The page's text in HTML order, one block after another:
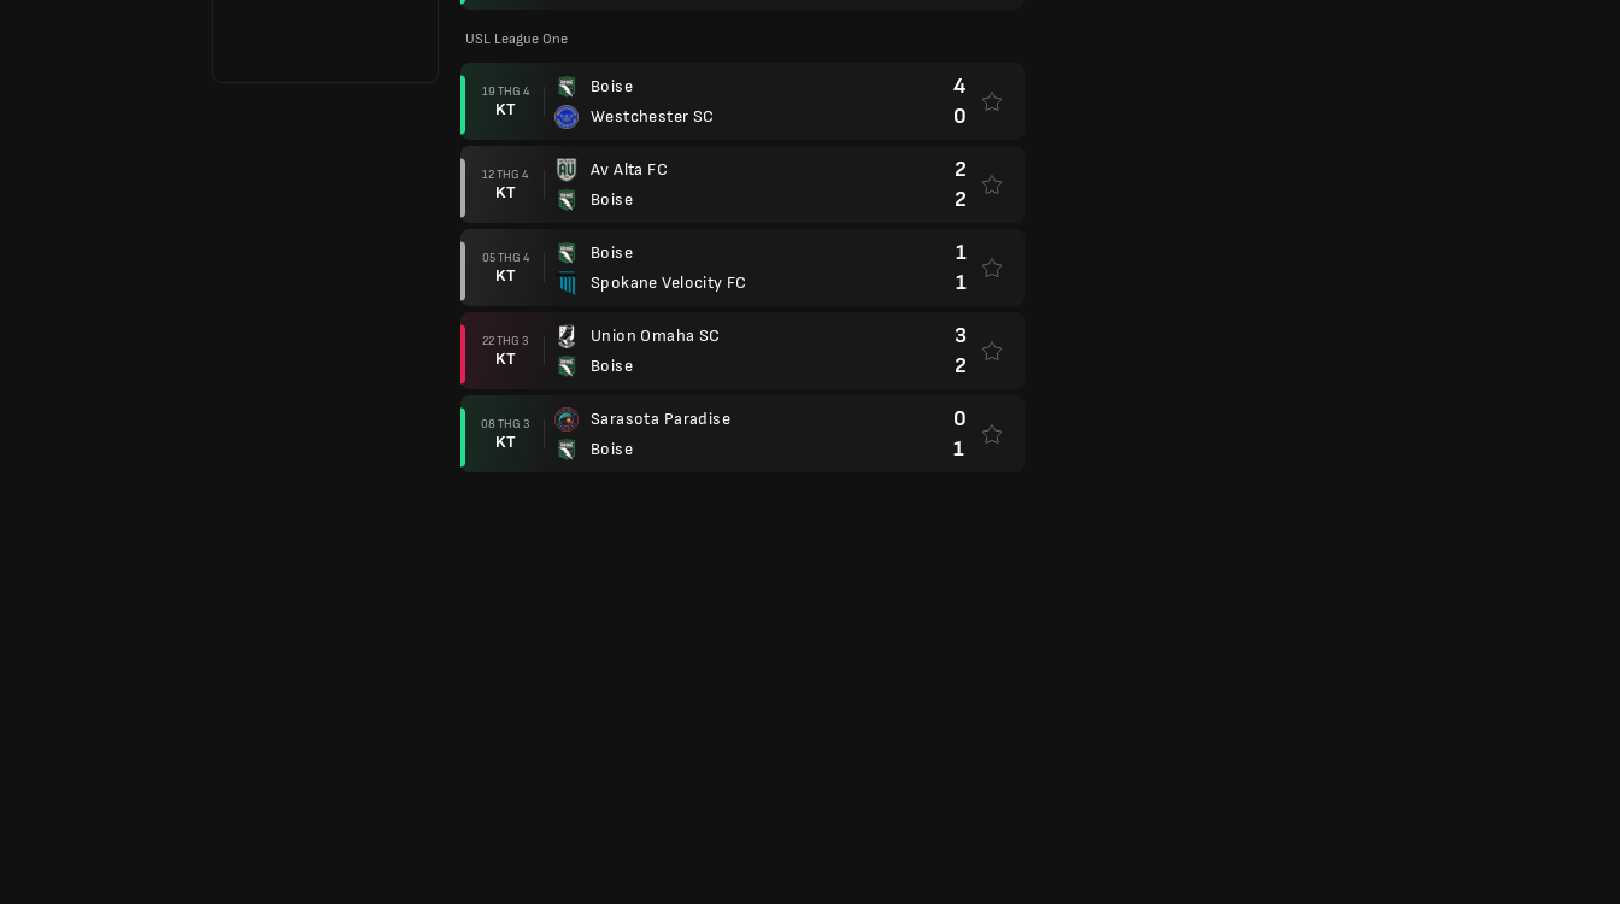
USL League One
19 THG 4
KT
Boise
Westchester SC
4
0
12 THG 4
KT
Av Alta FC
Boise
2
2
05 THG 4
KT
Boise
Spokane Velocity FC
1
1
22 THG 3
KT
Union Omaha SC
Boise
3
2
08 THG 3
KT
Sarasota Paradise
Boise
0
1